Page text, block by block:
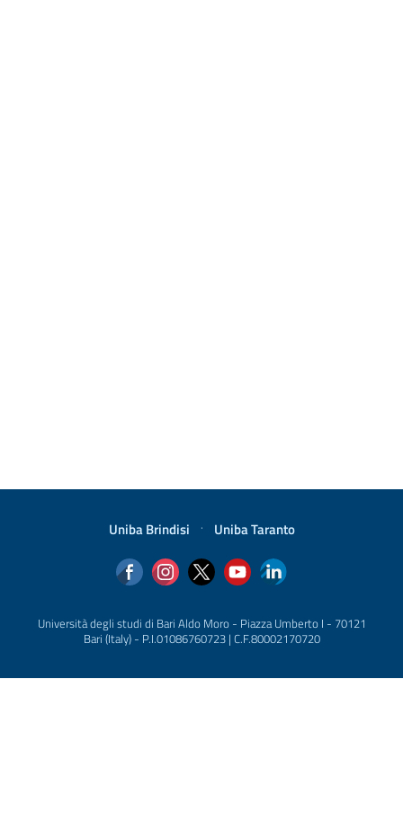
Uniba Brindisi · Uniba Taranto
Università degli studi di Bari Aldo Moro - Piazza Umberto I - 70121
Bari (Italy) - P.I.01086760723 | C.F.80002170720